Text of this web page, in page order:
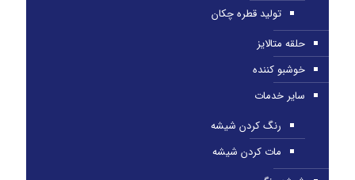
تولید قطره چکان
حلقه متالایز
خوشبو کننده
سایر خدمات
رنگ کردن شیشه
مات کردن شیشه